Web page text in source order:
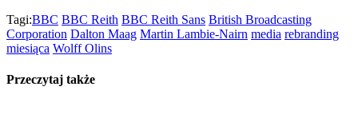
Tagi:BBC BBC Reith BBC Reith Sans British Broadcasting
Corporation Dalton Maag Martin Lambie-Nairn media rebranding
miesiąca Wolff Olins
Przeczytaj także